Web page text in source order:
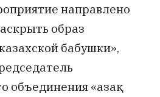
направлено
образ
бабушки»,
объединения «Қазақ